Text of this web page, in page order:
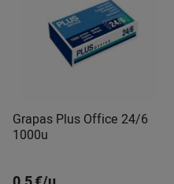
Grapas Plus Office 24/6
1000u